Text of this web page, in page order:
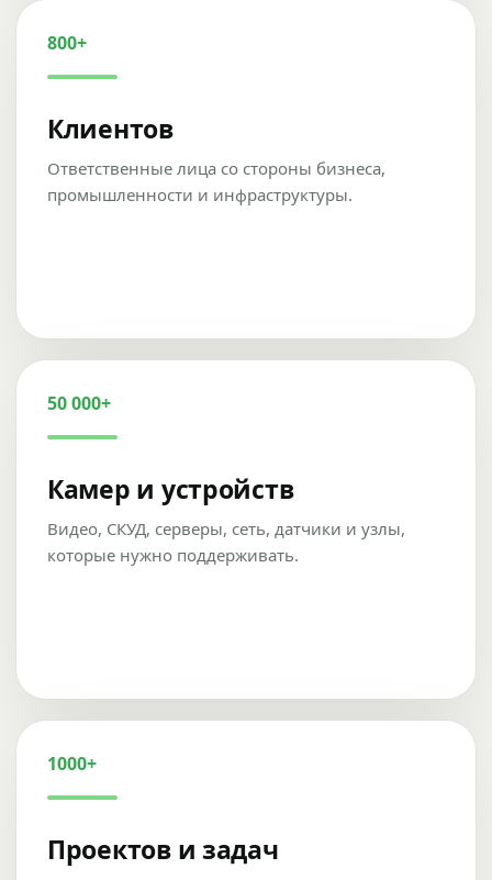
800+
Клиентов
Ответственные лица со стороны бизнеса,
промышленности и инфраструктуры.
50 000+
Камер и устройств
Видео, СКУД, серверы, сеть, датчики и узлы,
которые нужно поддерживать.
1000+
Проектов и задач